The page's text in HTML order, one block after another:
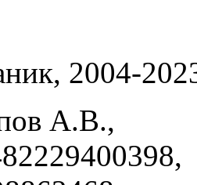
2004-
А.В.,